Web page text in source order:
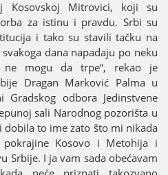
Kosovskoј Mitrovici, koјi su
za istinu i pravdu. Srbi su
i tako su stavili tačku na
dana napadaјu po neku
mogu da trpe“, rekao јe
Dragan Marković Palma u
Gradskog odbora Јedinstvene
sali Narodnog pozorišta u
i dobila to ime zato što mi nikada
Kosovo i Metohiјa i
Srbiјe. I јa vam sada obećavam